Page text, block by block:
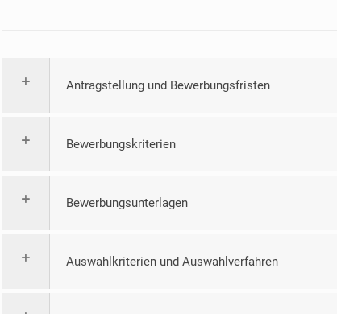
Antragstellung und Bewerbungsfristen
Bewerbungskriterien
Bewerbungsunterlagen
Auswahlkriterien und Auswahlverfahren